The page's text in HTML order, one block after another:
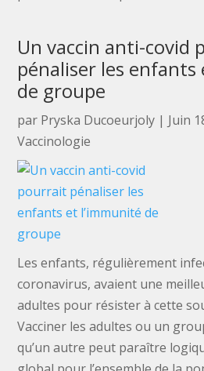
Un vaccin anti-covid
pénaliser les enfants
de groupe
par Pryska Ducoeurjoly | Juin
Vaccinologie
Les enfants, régulièrement
coronavirus, avaient une
adultes pour résister à cette
Vacciner les adultes ou un
qu’un autre peut paraître